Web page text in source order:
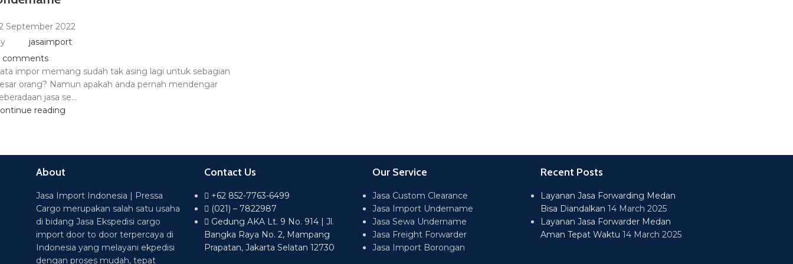
September 2022
jasaimport
comments
impor memang sudah tak asing lagi untuk sebagian
orang? Namun apakah anda pernah mendengar
jasa se...
reading
About
Jasa Import Indonesia | Pressa
Cargo merupakan salah satu usaha
di bidang Jasa Ekspedisi cargo
import door to door terpercaya di
Indonesia yang melayani ekpedisi
dengan proses mudah, tepat
Contact Us
+62 852-7763-6499
(021) – 7822987
Gedung AKA Lt. 9 No. 914 | Jl.
Bangka Raya No. 2, Mampang
Prapatan, Jakarta Selatan 12730
Our Service
Jasa Custom Clearance
Jasa Import Undername
Jasa Sewa Undername
Jasa Freight Forwarder
Jasa Import Borongan
Recent Posts
Layanan Jasa Forwarding Medan
Bisa Diandalkan 14 March 2025
Layanan Jasa Forwarder Medan
Aman Tepat Waktu 14 March 2025